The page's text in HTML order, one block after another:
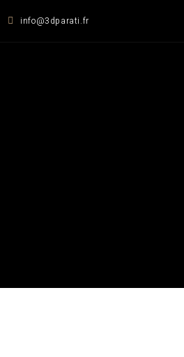
info@3dparati.fr